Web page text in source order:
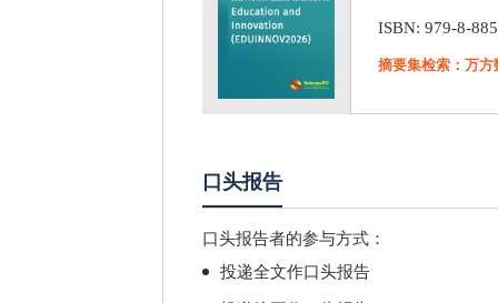
ISBN: 979-8-
摘要集检索：万方
口头报告
口头报告者的参与方式：
投递全文作口头报告